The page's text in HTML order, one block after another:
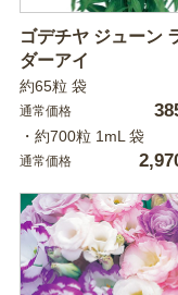
ゴデチヤ ジューン
ダーアイ
約65粒 袋
通常価格
・約700粒 1mL 袋
通常価格